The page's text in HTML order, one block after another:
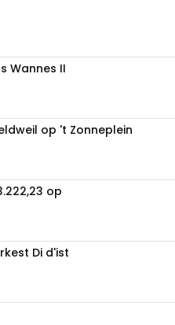
Wannes II
op 't Zonneplein
op
Di d'ist